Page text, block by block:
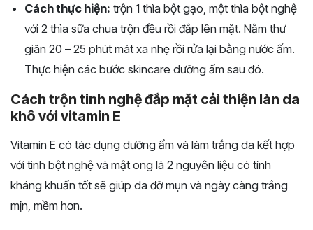
Cách thực hiện: trộn 1 thìa bột gạo, một thìa bột nghệ
với 2 thìa sữa chua trộn đều rồi đắp lên mặt. Nằm thư
giãn 20 – 25 phút mát xa nhẹ rồi rửa lại bằng nước ấm.
Thực hiện các bước skincare dưỡng ẩm sau đó.
Cách trộn tinh nghệ đắp mặt cải thiện làn da
khô với vitamin E
Vitamin E có tác dụng dưỡng ẩm và làm trắng da kết hợp
với tinh bột nghệ và mật ong là 2 nguyên liệu có tính
kháng khuẩn tốt sẽ giúp da đỡ mụn và ngày càng trắng
mịn, mềm hơn.